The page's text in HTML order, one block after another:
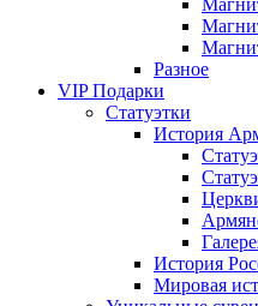
Разное
VIP Подарки
Статуэтки
История
История
Мировая